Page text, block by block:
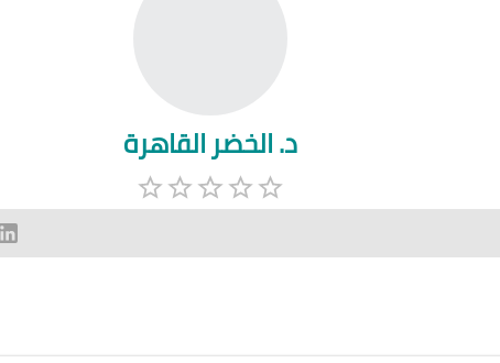
د. الخضر القاهرة